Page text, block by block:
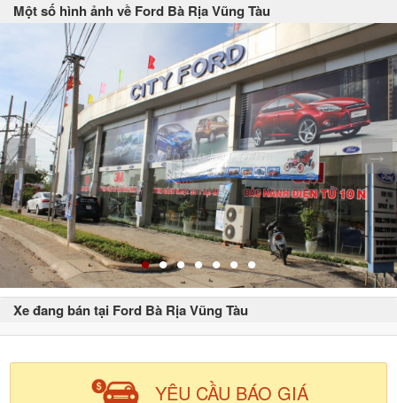
Một số hình ảnh về Ford Bà Rịa Vũng Tàu
Xe đang bán tại Ford Bà Rịa Vũng Tàu
YÊU CẦU BÁO GIÁ